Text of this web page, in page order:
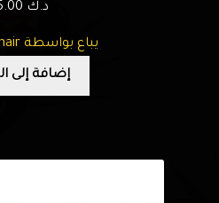
د.ك
يباع بواسطة Dana Al-Khair
إضافة إلى